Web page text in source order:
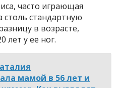
часто играющая
столь стандартную
в возрасте,
лет у ее ног.
мамой в 56 лет и